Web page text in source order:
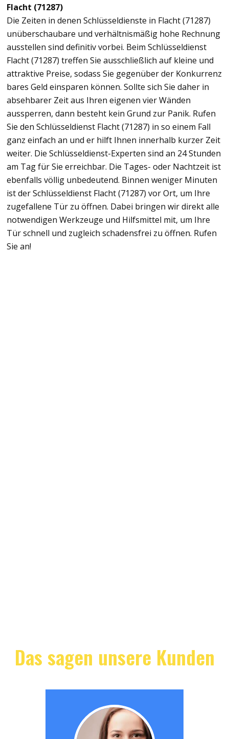
Flacht (71287)
Die Zeiten in denen Schlüsseldienste in Flacht (71287)
unüberschaubare und verhältnismäßig hohe Rechnung
ausstellen sind definitiv vorbei. Beim Schlüsseldienst
Flacht (71287) treffen Sie ausschließlich auf kleine und
attraktive Preise, sodass Sie gegenüber der Konkurrenz
bares Geld einsparen können. Sollte sich Sie daher in
absehbarer Zeit aus Ihren eigenen vier Wänden
aussperren, dann besteht kein Grund zur Panik. Rufen
Sie den Schlüsseldienst Flacht (71287) in so einem Fall
ganz einfach an und er hilft Ihnen innerhalb kurzer Zeit
weiter. Die Schlüsseldienst-Experten sind an 24 Stunden
am Tag für Sie erreichbar. Die Tages- oder Nachtzeit ist
ebenfalls völlig unbedeutend. Binnen weniger Minuten
ist der Schlüsseldienst Flacht (71287) vor Ort, um Ihre
zugefallene Tür zu öffnen. Dabei bringen wir direkt alle
notwendigen Werkzeuge und Hilfsmittel mit, um Ihre
Tür schnell und zugleich schadensfrei zu öffnen. Rufen
Sie an!
Das sagen unsere Kunden